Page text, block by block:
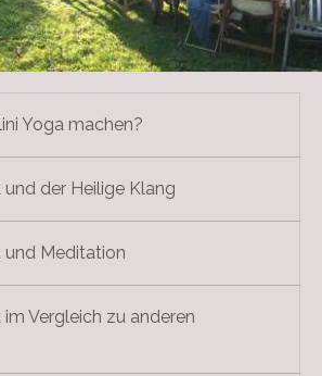
Yoga machen?
und der Heilige Klang
und Meditation
im Vergleich zu anderen